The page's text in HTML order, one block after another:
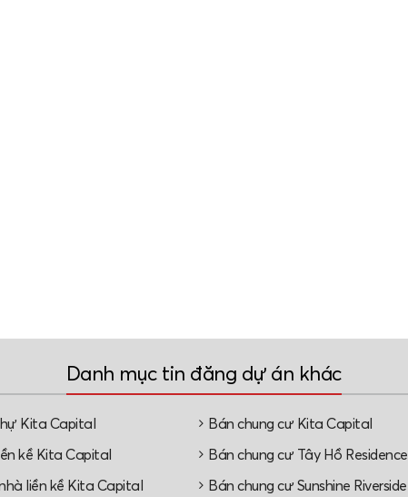
Danh mục tin đăng dự án khác
Kita Capital Bán chung cư Kita Capital
kề Kita Capital Bán chung cư Tây Hồ Residence
liền kề Kita Capital Bán chung cư Sunshine Riverside